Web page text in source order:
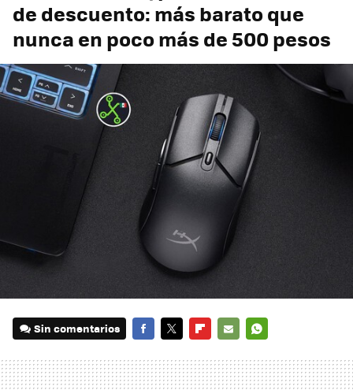
de descuento: más barato que
nunca en poco más de 500 pesos
Sin comentarios
MAIL